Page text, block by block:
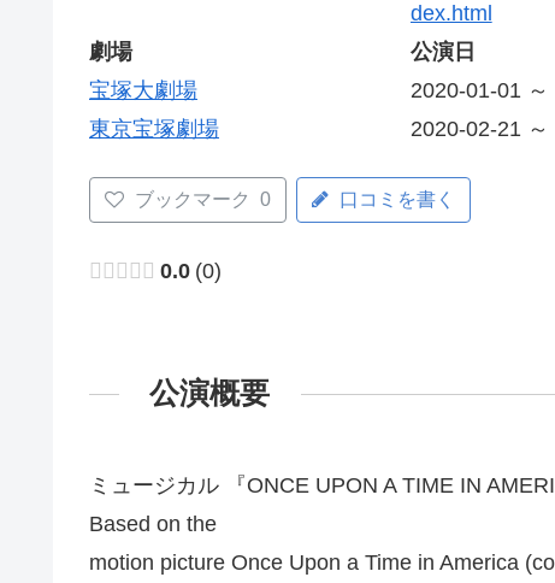
dex.html
劇場
宝塚大劇場
東京宝塚劇場
公演日
2020-01-01 ～
2020-02-21 ～
ブックマーク 0 口コミを書く
0.0 0
公演概要
ミュージカル 『ONCE UPON A TIME IN
Based on the
motion picture Once Upon a Time in America